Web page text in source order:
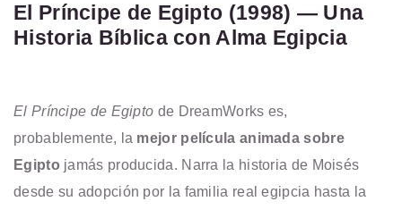
El Príncipe de Egipto (1998) — Una
Historia Bíblica con Alma Egipcia
El Príncipe de Egipto de DreamWorks es,
probablemente, la mejor película animada sobre
Egipto jamás producida. Narra la historia de Moisés
desde su adopción por la familia real egipcia hasta la